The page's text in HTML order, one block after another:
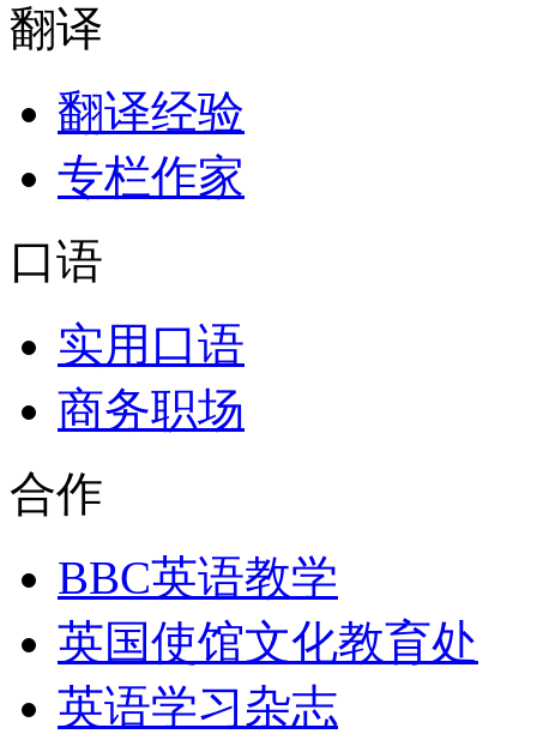
翻译
翻译经验
专栏作家
口语
实用口语
商务职场
合作
BBC英语教学
英国使馆文化教育处
英语学习杂志